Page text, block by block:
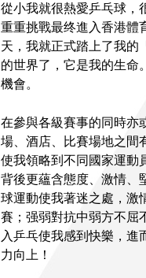
從小我就很熱愛乒乓球，
重重挑戰最终進入香港體
天，我就正式踏上了我的
的世界了，它是我的生命
機會。
在參與各級賽事的同時亦
場、酒店、比賽場地之間
使我領略到不同國家運動
背後更蘊含態度、激情、
球運動使我著迷之處，激
賽；强弱對抗中弱方不屈
入乒乓使我感到快樂，
力向上！